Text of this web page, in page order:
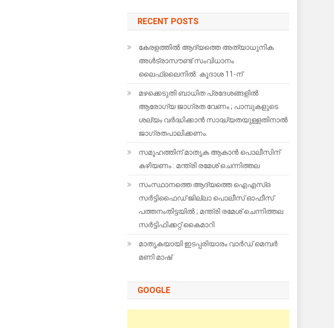
RECENT POSTS
കേരളത്തിൽ ആദ്യത്തെ അത്യാധുനിക
അൾട്രാസൗണ്ട് സംവിധാനം
ലൈഫ്‌ലൈനിൽ: കൂദാശ 11-ന്
മഴക്കെടുതി ബാധിത പ്രദേശങ്ങളിൽ
ആരോഗ്യ ജാഗ്രത വേണം ; പാമ്പുകളുടെ
ശല്യം വർദ്ധിക്കാൻ സാദ്ധ്യതയുള്ളതിനാൽ
ജാഗ്രതപാലിക്കണം.
സമൂഹത്തിന് മാതൃക ആകാൻ പൊലീസിന്
കഴിയണം : മന്ത്രി രമേശ് ചെന്നിത്തല
സംസ്ഥാനത്തെ ആദ്യത്തെ ഐഎസ്ഒ
സർട്ടിഫൈഡ് ജില്ലാ പൊലീസ് ഓഫീസ്
പത്തനംതിട്ടയിൽ ; മന്ത്രി രമേശ് ചെന്നിത്തല
സർട്ടിഫിക്കറ്റ് കൈമാറി
മാതൃകയായി ഇടപ്പരിയാരം വാർഡ് മെമ്പർ
മണി മാഷ്
GOOGLE